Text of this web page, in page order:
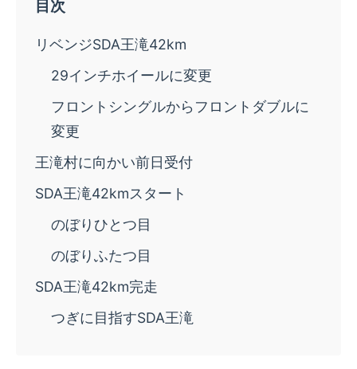
リベンジSDA王滝42km
29インチホイールに変更
フロントシングルからフロントダブルに
変更
王滝村に向かい前日受付
SDA王滝42kmスタート
のぼりひとつ目
のぼりふたつ目
SDA王滝42km完走
つぎに目指すSDA王滝